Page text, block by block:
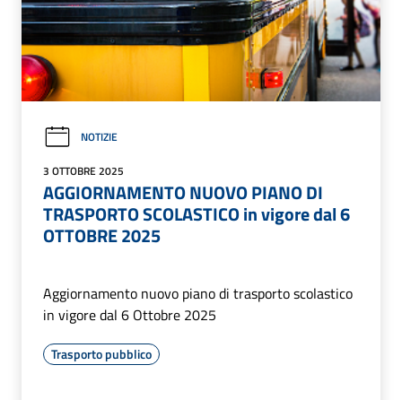
NOTIZIE
3 OTTOBRE 2025
AGGIORNAMENTO NUOVO PIANO DI
TRASPORTO SCOLASTICO in vigore dal 6
OTTOBRE 2025
Aggiornamento nuovo piano di trasporto scolastico
in vigore dal 6 Ottobre 2025
Trasporto pubblico